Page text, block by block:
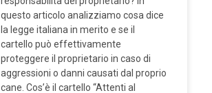
questo articolo analizziamo cosa dice
la legge italiana in merito e se il
cartello può effettivamente
proteggere il proprietario in caso di
aggressioni o danni causati dal proprio
cane. Cos’è il cartello “Attenti al